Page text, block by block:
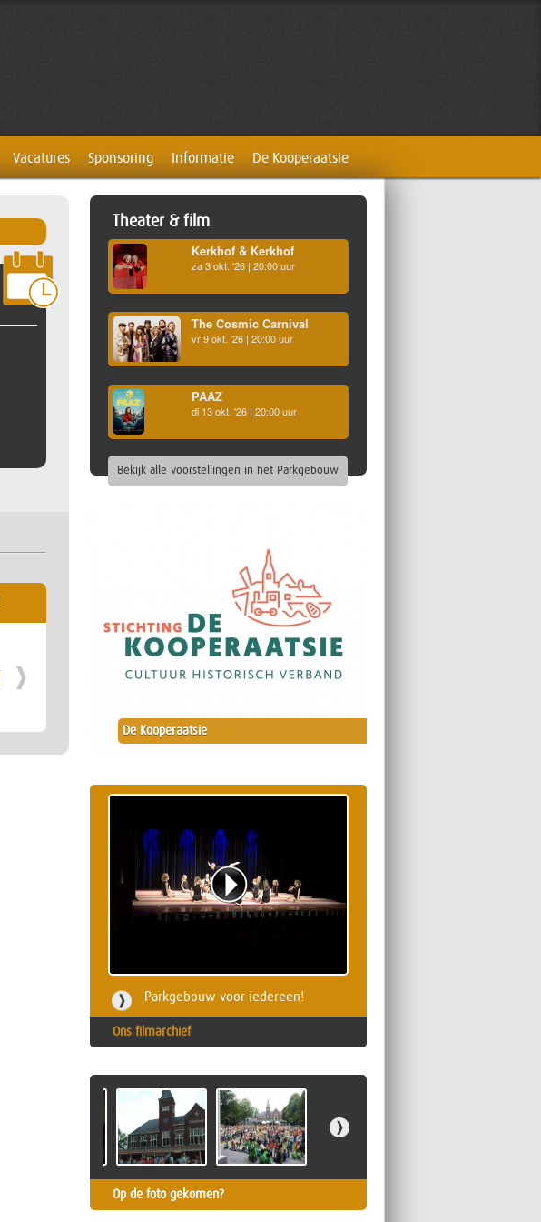
Vacatures Sponsoring Informatie De Kooperaatsie
Theater & film
Kerkhof & Kerkhof
za 3 okt. '26 | 20:00 uur
The Cosmic Carnival
vr 9 okt. '26 | 20:00 uur
PAAZ
di 13 okt. '26 | 20:00 uur
Bekijk alle voorstellingen in het Parkgebouw
De Kooperaatsie
Parkgebouw voor iedereen!
Ons filmarchief
Op de foto gekomen?